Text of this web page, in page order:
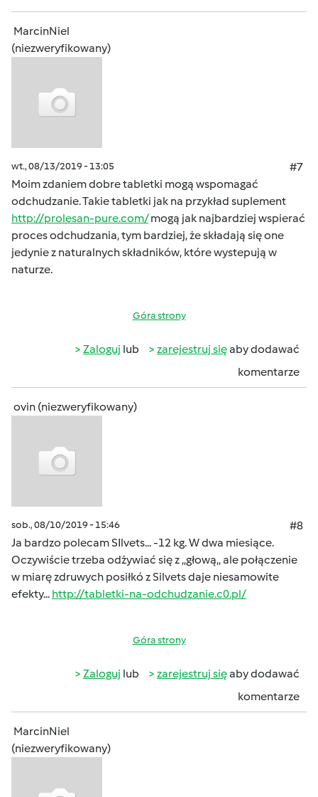
MarcinNiel
(niezweryfikowany)
wt., 08/13/2019 - 13:05
#7
Moim zdaniem dobre tabletki mogą wspomagać
odchudzanie. Takie tabletki jak na przykład suplement
http://prolesan-pure.com/mogą jak najbardziej wspierać
proces odchudzania, tym bardziej, że składają się one
jedynie z naturalnych składników, które wystepują w
naturze.
Góra strony
Zaloguj lub zarejestruj sięaby dodawać
komentarze
ovin (niezweryfikowany)
sob., 08/10/2019 - 15:46
#8
Ja bardzo polecam SIlvets... -12 kg. W dwa miesiące.
Oczywiście trzeba odżywiać się z ,,głową,, ale połączenie
w miarę zdruwych posiłkó z Silvets daje niesamowite
efekty... http://tabletki-na-odchudzanie.c0.pl/
Góra strony
Zaloguj lub zarejestruj sięaby dodawać
komentarze
MarcinNiel
(niezweryfikowany)